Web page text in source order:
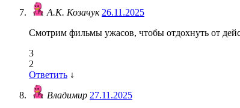
А.К. Козачук26.11.2025
Смотрим фильмы ужасов, чтобы отдохнуть от
3
2
Ответить ↓
Владимир 27.11.2025